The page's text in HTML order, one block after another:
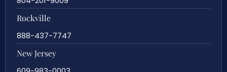
Rockville
888-437-7747
New Jersey